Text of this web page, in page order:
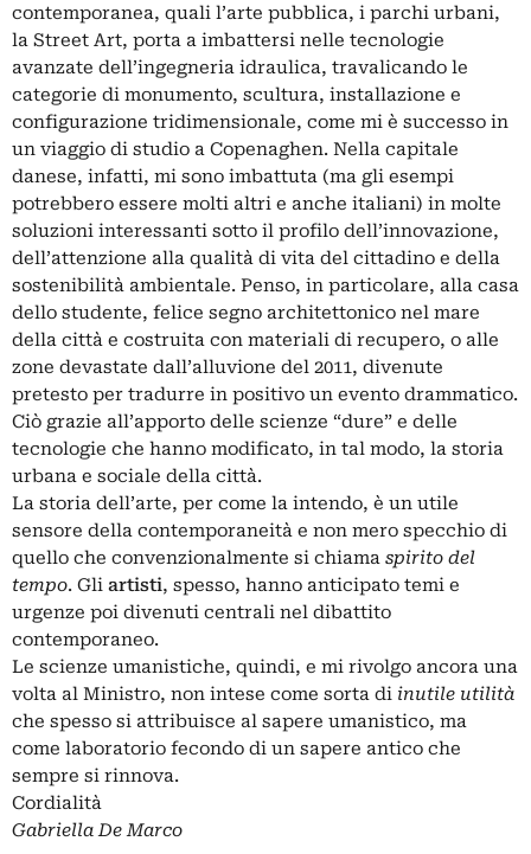
contemporanea, quali l’arte pubblica, i parchi urbani,
la Street Art, porta a imbattersi nelle tecnologie
avanzate dell’ingegneria idraulica, travalicando le
categorie di monumento, scultura, installazione e
configurazione tridimensionale, come mi è successo in
un viaggio di studio a Copenaghen. Nella capitale
danese, infatti, mi sono imbattuta (ma gli esempi
potrebbero essere molti altri e anche italiani) in molte
soluzioni interessanti sotto il profilo dell’innovazione,
dell’attenzione alla qualità di vita del cittadino e della
sostenibilità ambientale. Penso, in particolare, alla casa
dello studente, felice segno architettonico nel mare
della città e costruita con materiali di recupero, o alle
zone devastate dall’alluvione del 2011, divenute
pretesto per tradurre in positivo un evento drammatico.
Ciò grazie all’apporto delle scienze “dure” e delle
tecnologie che hanno modificato, in tal modo, la storia
urbana e sociale della città.
La storia dell’arte, per come la intendo, è un utile
sensore della contemporaneità e non mero specchio di
quello che convenzionalmente si chiama spirito del
tempo. Gli artisti, spesso, hanno anticipato temi e
urgenze poi divenuti centrali nel dibattito
contemporaneo.
Le scienze umanistiche, quindi, e mi rivolgo ancora una
volta al Ministro, non intese come sorta di inutile utilità
che spesso si attribuisce al sapere umanistico, ma
come laboratorio fecondo di un sapere antico che
sempre si rinnova.
Cordialità
Gabriella De Marco